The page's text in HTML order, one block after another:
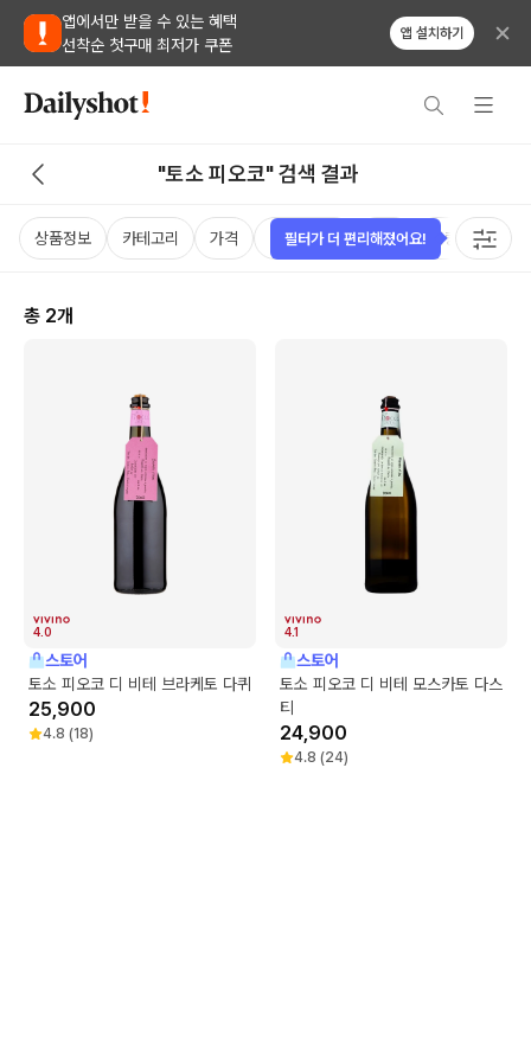
앱에서만 받을 수 있는 혜택
선착순 첫구매 최저가 쿠폰
앱 설치하기
"토소 피오코" 검색 결과
상품정보 카테고리 가격 비비노점수 국가 용량 태그
총 2개
4.0
스토어
토소 피오코 디 비테 브라케토 다퀴
25,900
4.8 (18)
4.1
스토어
토소 피오코 디 비테 모스카토 다스
티
24,900
4.8 (24)
필터가 더 편리해졌어요!